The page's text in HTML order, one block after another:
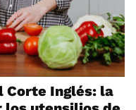
Corte Inglés: la